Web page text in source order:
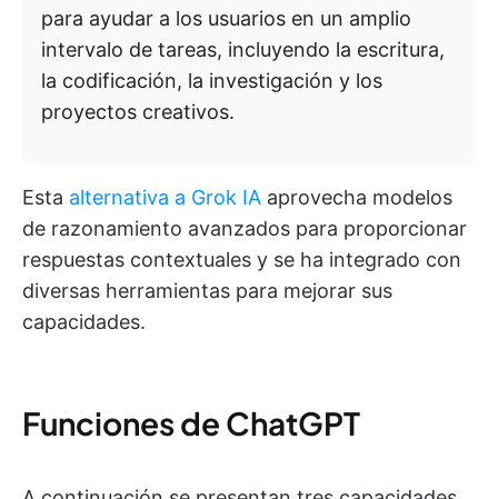
para ayudar a los usuarios en un amplio
intervalo de tareas, incluyendo la escritura,
la codificación, la investigación y los
proyectos creativos.
Esta alternativa a Grok IA aprovecha modelos
de razonamiento avanzados para proporcionar
respuestas contextuales y se ha integrado con
diversas herramientas para mejorar sus
capacidades.
Funciones de ChatGPT